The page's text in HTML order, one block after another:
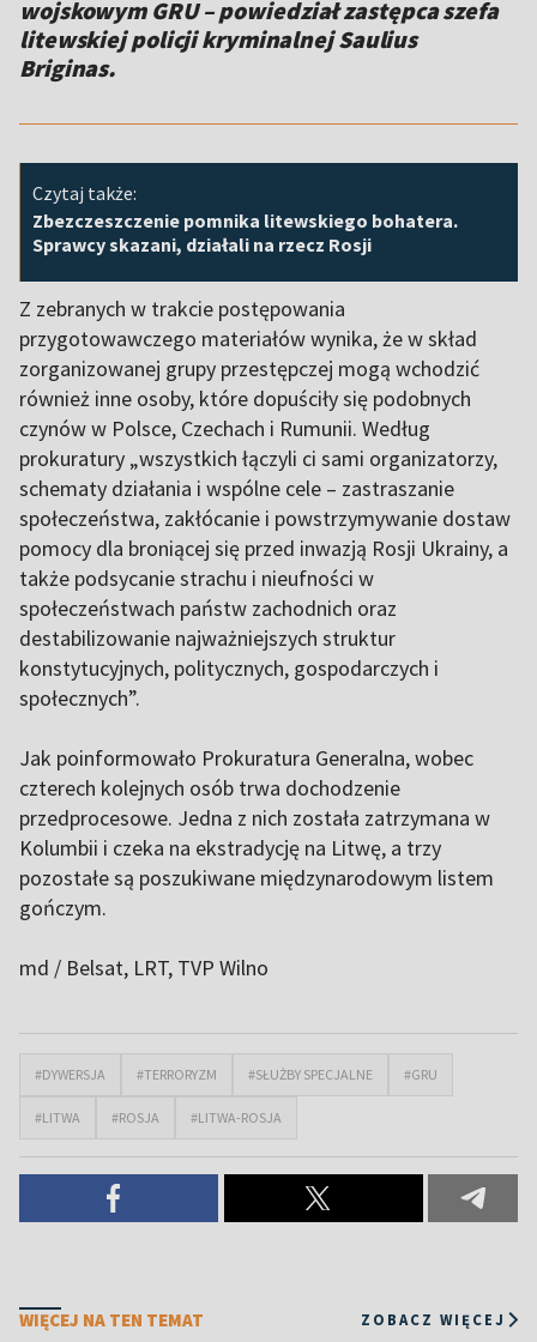
wojskowym GRU – powiedział zastępca szefa
litewskiej policji kryminalnej Saulius
Briginas.
Czytaj także:
Zbezczeszczenie pomnika litewskiego bohatera.
Sprawcy skazani, działali na rzecz Rosji
Z zebranych w trakcie postępowania
przygotowawczego materiałów wynika, że w skład
zorganizowanej grupy przestępczej mogą wchodzić
również inne osoby, które dopuściły się podobnych
czynów w Polsce, Czechach i Rumunii. Według
prokuratury „wszystkich łączyli ci sami organizatorzy,
schematy działania i wspólne cele – zastraszanie
społeczeństwa, zakłócanie i powstrzymywanie dostaw
pomocy dla broniącej się przed inwazją Rosji Ukrainy, a
także podsycanie strachu i nieufności w
społeczeństwach państw zachodnich oraz
destabilizowanie najważniejszych struktur
konstytucyjnych, politycznych, gospodarczych i
społecznych”.
Jak poinformowało Prokuratura Generalna, wobec
czterech kolejnych osób trwa dochodzenie
przedprocesowe. Jedna z nich została zatrzymana w
Kolumbii i czeka na ekstradycję na Litwę, a trzy
pozostałe są poszukiwane międzynarodowym listem
gończym.
md / Belsat, LRT, TVP Wilno
#DYWERSJA #TERRORYZM #SŁUŻBY SPECJALNE #GRU
#LITWA #ROSJA #LITWA-ROSJA
WIĘCEJ NA TEN TEMAT ZOBACZ WIĘCEJ